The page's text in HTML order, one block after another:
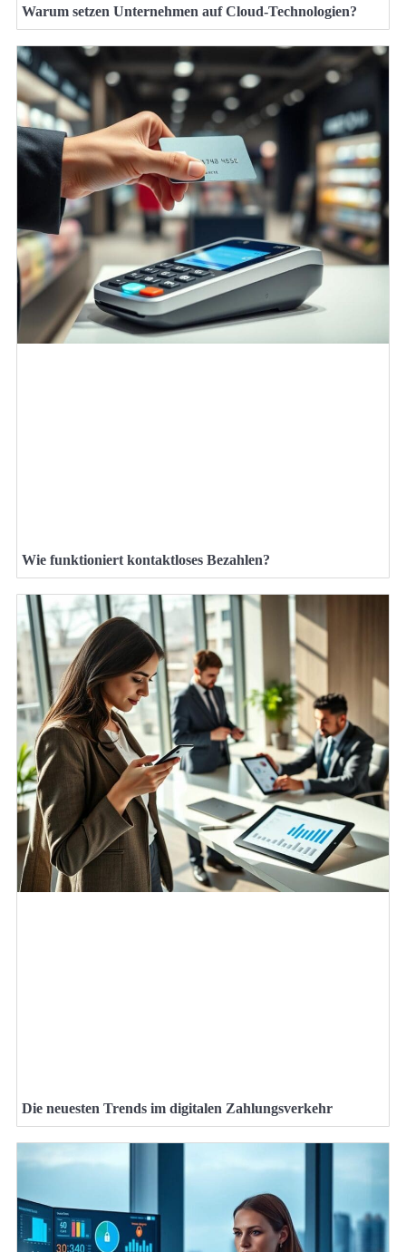
Warum setzen Unternehmen auf Cloud-Technologien?
Wie funktioniert kontaktloses Bezahlen?
Die neuesten Trends im digitalen Zahlungsverkehr